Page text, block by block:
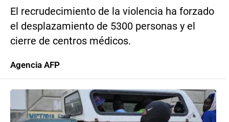
El recrudecimiento de la violencia ha forzado
el desplazamiento de 5300 personas y el
cierre de centros médicos.
Agencia AFP